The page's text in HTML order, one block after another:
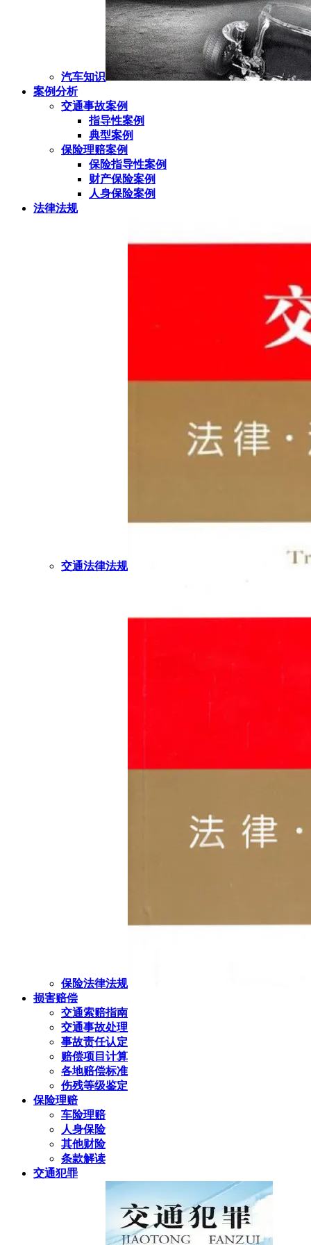
汽车知识
案例分析
交通事故案例
指导性案例
典型案例
保险理赔案例
保险指导性案例
财产保险案例
人身保险案例
法律法规
交通法律法规
保险法律法规
损害赔偿
交通索赔指南
交通事故处理
事故责任认定
赔偿项目计算
各地赔偿标准
伤残等级鉴定
保险理赔
车险理赔
人身保险
其他财险
条款解读
交通犯罪